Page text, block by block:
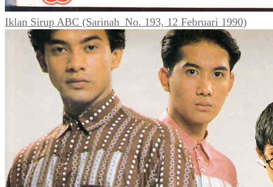
Iklan Sirup ABC (Sarinah_No. 193, 12 Februari 1990)